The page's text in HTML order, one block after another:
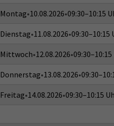
Montag•10.08.2026•09:30–10:15
Dienstag•11.08.2026•09:30–10:15
Mittwoch•12.08.2026•
Donnerstag•13.08.2026•
Freitag•14.08.2026•09:30–10:15